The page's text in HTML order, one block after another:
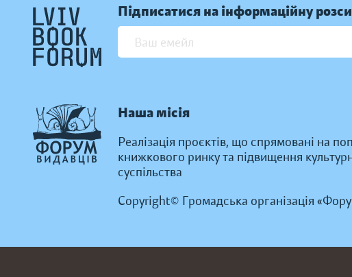
Підписатися на інформаційну
Наша місія
Реалізація проєктів, що спрямовані на
книжкового ринку та підвищення
суспільства
Copyright© Громадська організація